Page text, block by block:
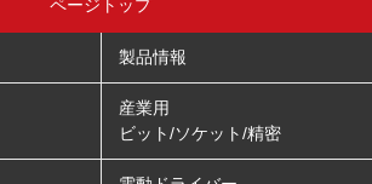
ページトップ
製品情報
産業用
ビット/ソケット/精密